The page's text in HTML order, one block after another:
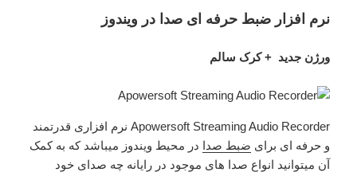
نرم افزار ضبط حرفه ای صدا در ویندوز
ورژن جدید + کرک سالم
Apowersoft Streaming Audio Recorder نرم افزاری قدرتمند
و حرفه ای برای ضبط صدا در محیط ویندوز میباشد که به کمک
آن میتوانید انواع صدا های موجود در رایانه چه صدای خود